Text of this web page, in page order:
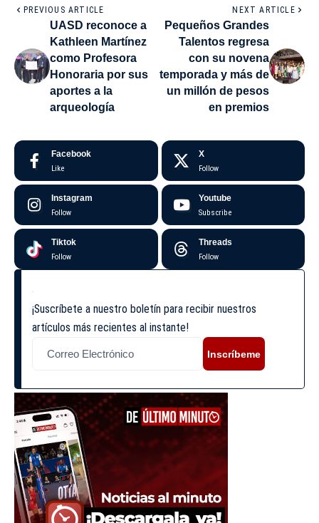
PREVIOUS ARTICLE
UASD reconoce a
Kathleen Martínez
como Profesora
Honoraria por sus
aportes a la
arqueología
NEXT ARTICLE
Pequeños Grandes
Talentos regresa
con su novena
temporada y más de
un millón de pesos
en premios
Facebook
Like
X
Follow
Instagram
Follow
Youtube
Subscribe
Tiktok
Follow
Threads
Follow
¡Suscríbete a nuestro boletín para recibir nuestros
artículos más recientes al instante!
Inscríbeme